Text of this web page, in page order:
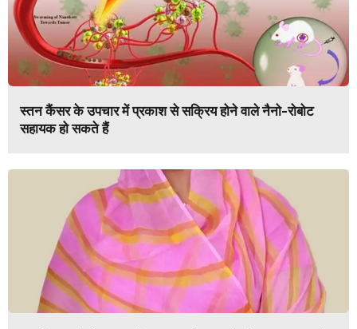
स्तन कैंसर के उपचार में प्रकाश से सक्रिय होने वाले नैनो-रोबोट
सहायक हो सकते हैं